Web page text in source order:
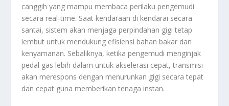
canggih yang mampu membaca perilaku pengemudi
secara real-time. Saat kendaraan di kendarai secara
santai, sistem akan menjaga perpindahan gigi tetap
lembut untuk mendukung efisiensi bahan bakar dan
kenyamanan. Sebaliknya, ketika pengemudi menginjak
pedal gas lebih dalam untuk akselerasi cepat, transmisi
akan merespons dengan menurunkan gigi secara tepat
dan cepat guna memberikan tenaga instan.